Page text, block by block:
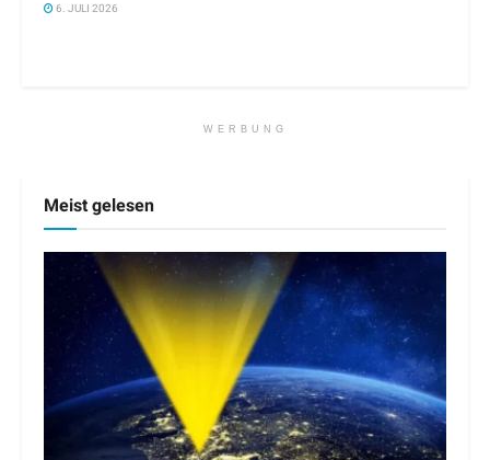
6. JULI 2026
WERBUNG
Meist gelesen